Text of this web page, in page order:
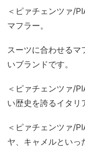
＜ピァチェンツァ/
マフラー。
スーツに合わせるマ
いブランドです。
＜ピァチェンツァ/
い歴史を誇るイタリ
＜ピァチェンツァ/
ヤ、キャメルといっ